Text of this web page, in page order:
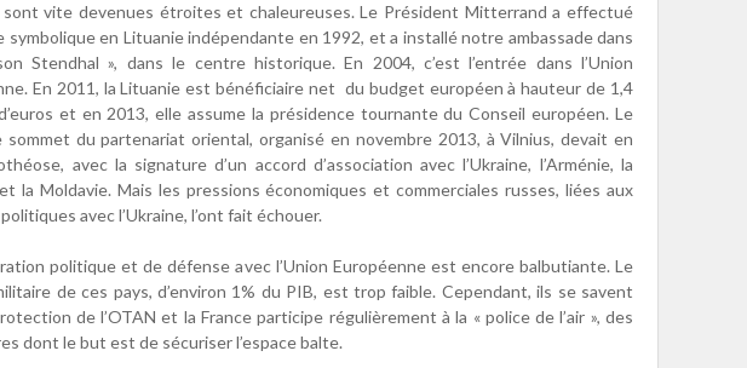
vite devenues étroites et chaleureuses. Le Président Mitterrand a effectué
symbolique en Lituanie indépendante en 1992, et a installé notre ambassade dans
Stendhal », dans le centre historique. En 2004, c’est l’entrée dans l’Union
En 2011, la Lituanie est bénéficiaire net du budget européen à hauteur de 1,4
et en 2013, elle assume la présidence tournante du Conseil européen. Le
sommet du partenariat oriental, organisé en novembre 2013, à Vilnius, devait en
avec la signature d’un accord d’association avec l’Ukraine, l’Arménie, la
la Moldavie. Mais les pressions économiques et commerciales russes, liées aux
avec l’Ukraine, l’ont fait échouer.
politique et de défense avec l’Union Européenne est encore balbutiante. Le
de ces pays, d’environ 1% du PIB, est trop faible. Cependant, ils se savent
de l’OTAN et la France participe régulièrement à la « police de l’air », des
dont le but est de sécuriser l’espace balte.